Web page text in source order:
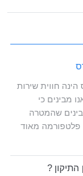
חווית שירות
מבינים כי
שהמטרה
פלטפורמה מאוד
?